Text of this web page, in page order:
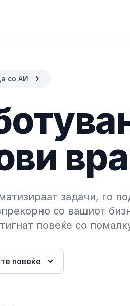
со АИ
задачи, го
со вашиот
повеќе со
повеќе